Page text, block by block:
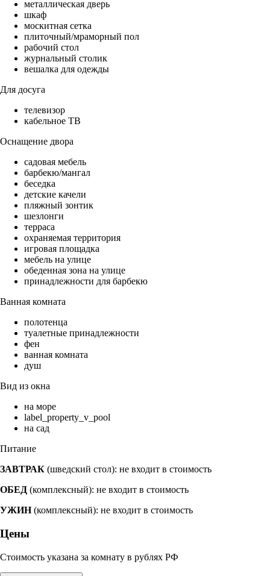
металлическая дверь
шкаф
москитная сетка
плиточный/мраморный пол
рабочий стол
журнальный столик
вешалка для одежды
Для досуга
телевизор
кабельное ТВ
Оснащение двора
садовая мебель
барбекю/мангал
беседка
детские качели
пляжный зонтик
шезлонги
терраса
охраняемая территория
игровая площадка
мебель на улице
обеденная зона на улице
принадлежности для барбекю
Ванная комната
полотенца
туалетные принадлежности
фен
ванная комната
душ
Вид из окна
на море
label_property_v_pool
на сад
Питание
ЗАВТРАК (шведский стол): не входит в стоимость
ОБЕД (комплексный): не входит в стоимость
УЖИН(комплексный): не входит в стоимость
Цены
Стоимость указана за комнату в рублях РФ